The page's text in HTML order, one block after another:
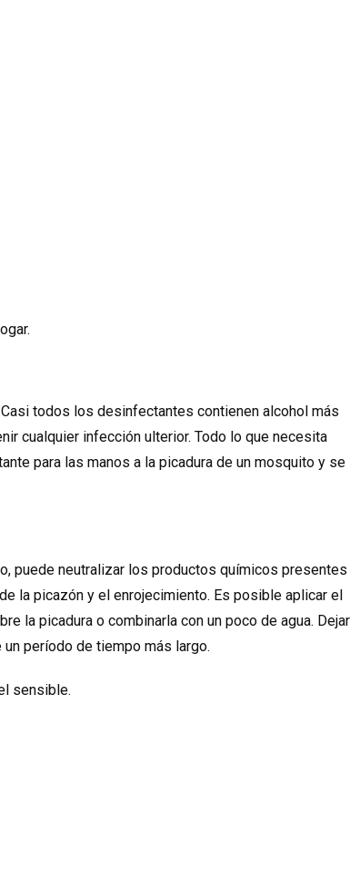
todos los desinfectantes contienen alcohol más
cualquier infección ulterior. Todo lo que necesita
para las manos a la picadura de un mosquito y se
puede neutralizar los productos químicos presentes
la picazón y el enrojecimiento. Es posible aplicar el
la picadura o combinarla con un poco de agua. Dejar
período de tiempo más largo.
sensible.